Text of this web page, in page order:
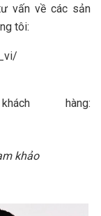
vấn về các sản
tôi:
hàng:
khảo